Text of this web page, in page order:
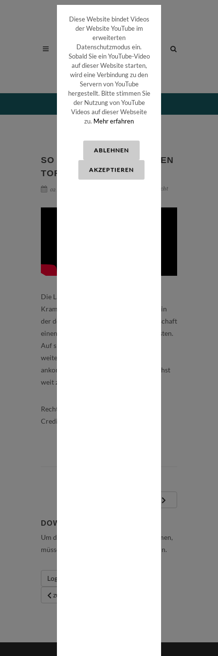
SO TICKEN DIE DEUTSCHEN
TORHÜTERINNEN
02 Dezember 2017 Quelle: #nähergehtnicht
Die Ladies Clara Woltering, Katja
Kramarczyk und Dinah Eckerle machen in
der deutschen Handball-Nationalmannschaft
einen Wahnsinns-Job zwischen den Pfosten.
Auf sie wird es in der Vorrunde und im
weiteren Turnierverlauf immer wieder
ankommen, wenn es darum geht, möglichst
weit zu kommen.
Rechtsfreie Nutzung bei Nennung des
Credits: #nähergehtnicht
DOWNLOADS
Um die Downloads angezeigt zu bekommen,
müssen Sie registriert und eingeloggt sein.
Login/Registrierung
zurück zur Übersicht
Diese Website bindet Videos
der Website YouTube im
erweiterten
Datenschutzmodus ein.
Sobald Sie ein YouTube-Video
auf dieser Website starten,
wird eine Verbindung zu den
Servern von YouTube
hergestellt. Bitte stimmen Sie
der Nutzung von YouTube
Videos auf dieser Webseite
zu. Mehr erfahren
ABLEHNEN
AKZEPTIEREN